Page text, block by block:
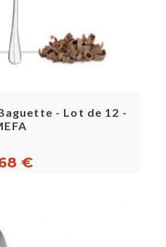
- Lot de 12 -
€